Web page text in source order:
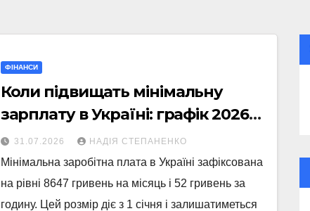
ФІНАНСИ
Коли підвищать мінімальну
зарплату в Україні: графік 2026–
2029
31.07.2026 НАДІЯ СТЕПАНЕНКО
Мінімальна заробітна плата в Україні зафіксована
на рівні 8647 гривень на місяць і 52 гривень за
годину. Цей розмір діє з 1 січня і залишатиметься